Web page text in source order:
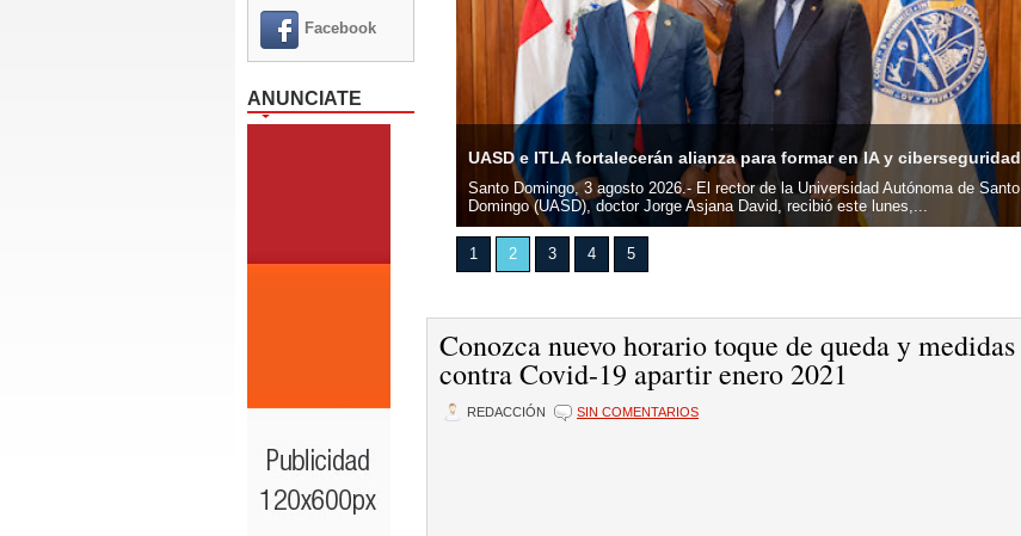
Facebook
ANUNCIATE
UASD e ITLA fortalecerán alianza para formar en IA y ciberseguridad
Santo Domingo, 3 agosto 2026.- El rector de la Universidad Autónoma de Santo
Domingo (UASD), doctor Jorge Asjana David, recibió este lunes,...
1 2 3 4 5
Conozca nuevo horario toque de queda y medidas
contra Covid-19 apartir enero 2021
REDACCIÓN SIN COMENTARIOS